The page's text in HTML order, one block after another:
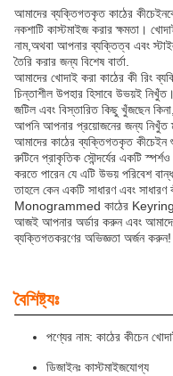
আমাদের ব্যক্তিগতকৃত কাঠের
নকশাটি কাস্টমাইজ করার ক্ষমতা।
নাম,অথবা আপনার ব্যক্তিত্ব এবং
তৈরি করার জন্য বিশেষ বার্তা.
আমাদের খোদাই করা কাঠের কী রিং
চিন্তাশীল উপহার হিসাবে উভয়ই
জটিল এবং বিস্তারিত কিছু খুঁজছেন
আপনি আপনার প্রয়োজনের জন্য নিখুঁত
আমাদের কাঠের ব্যক্তিগতকৃত কীচেইন
রুটিনে প্রাকৃতিক সৌন্দর্যের একটি
করতে পারেন যে এটি উভয় পরিবেশ
তাহলে কেন একটি সাধারণ এবং
Monogrammed কাঠের Keyring
আজই আপনার অর্ডার করুন এবং আমাদের
ব্যক্তিগতকরণের অভিজ্ঞতা অর্জন করুন!
বৈশিষ্ট্যঃ
পণ্যের নাম: কাঠের কীচেন
ডিজাইনঃ কাস্টমাইজযোগ্য